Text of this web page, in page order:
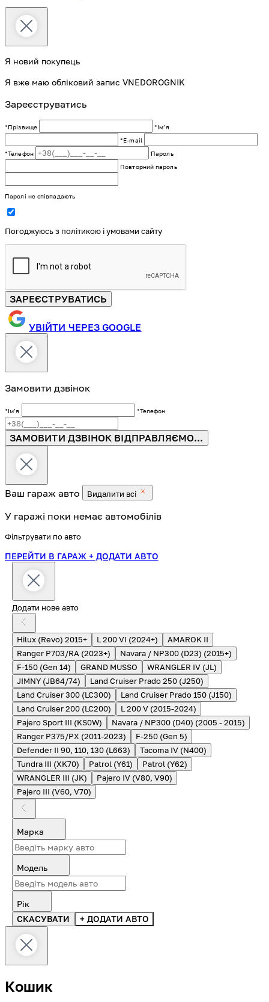
Я новий покупець
Я вже маю обліковий запис VNEDOROGNIK
Зареєструватись
*Прізвище
*Імʼя
*E-mail
*Телефон
Пароль
Повторний пароль
Паролі не співпадають
Погоджуюсь з політикою і умовами сайту
ЗАРЕЄСТРУВАТИСЬ
УВІЙТИ ЧЕРЕЗ GOOGLE
Замовити дзвінок
*Імʼя *Телефон
ЗАМОВИТИ ДЗВІНОК ВІДПРАВЛЯЄМО...
Ваш гараж авто Видалити всі
У гаражі поки немає автомобілів
Фільтрувати по авто
ПЕРЕЙТИ В ГАРАЖ + ДОДАТИ АВТО
Додати нове авто
Hilux (Revo) 2015+ L 200 VI (2024+)
AMAROK II
Ranger P703/RA (2023+)
Navara / NP300 (D23) (2015+)
F-150 (Gen 14)
GRAND MUSSO
WRANGLER IV (JL)
JIMNY (JB64/74)
Land Cruiser Prado 250 (J250)
Land Cruiser 300 (LC300)
Land Cruiser Prado 150 (J150)
Land Cruiser 200 (LC200)
L 200 V (2015-2024)
Pajero Sport III (KS0W)
Navara / NP300 (D40) (2005 - 2015)
Ranger P375/PX (2011-2023)
F-250 (Gen 5)
Defender II 90, 110, 130 (L663)
Tacoma IV (N400)
Tundra III (XK70)
Patrol (Y61)
Patrol (Y62)
WRANGLER III (JK)
Pajero IV (V80, V90)
Pajero III (V60, V70)
Марка
Модель
Рік
СКАСУВАТИ
+ ДОДАТИ АВТО
Кошик